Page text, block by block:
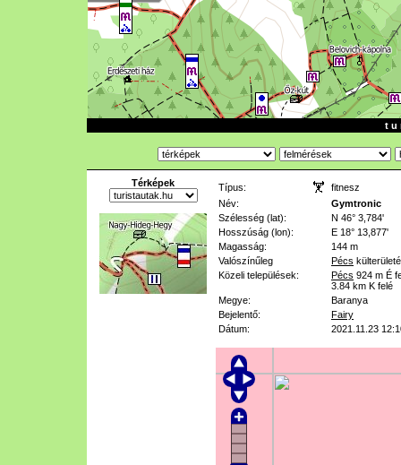
t u
Térképek Típus:
fitnesz
Név:
Gymtronic
Szélesség (lat):
N 46° 3,784'
Hosszúság (lon):
E 18° 13,877'
Magasság:
144 m
Valószínűleg
Pécs
Közeli települések:
Pécs 924 m É
3.84 km K felé
Megye:
Baranya
Bejelentő:
Fairy
Dátum:
2021.11.23